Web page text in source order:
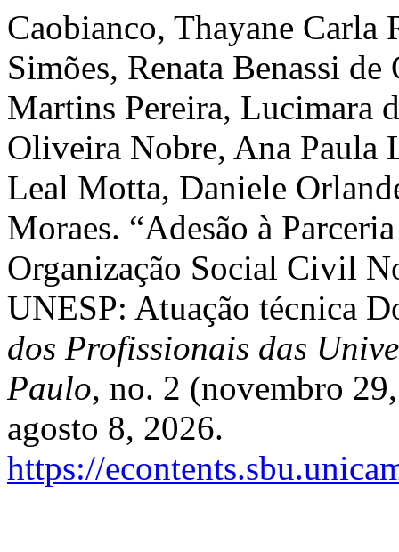
Caobianco, Thayane Carla
Simões, Renata Benassi
Martins Pereira, Lucimara
Oliveira Nobre, Ana Paula
Leal Motta, Daniele
Moraes. “Adesão à
Organização Social Civil
UNESP: Atuação técnica
dos Profissionais das
Paulo, no. 2 (novembro
agosto 8, 2026.
https://